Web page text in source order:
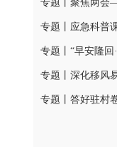
专题丨聚焦两会
专题丨应急科普
专题丨深化移风
专题丨答好驻村